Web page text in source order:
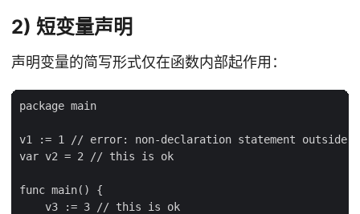
2) 短变量声明
声明变量的简写形式仅在函数内部起作用：
package main
v1 := 1 // error: non-declaration statement outside
var v2 = 2 // this is ok
func main() {
    v3 := 3 // this is ok